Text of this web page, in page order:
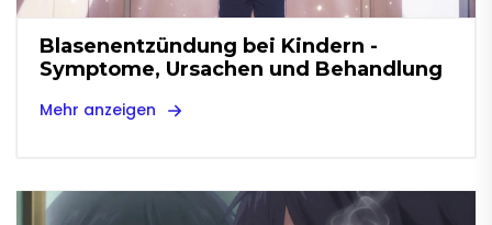
Blasenentzündung bei Kindern -
Symptome, Ursachen und Behandlung
Mehr anzeigen